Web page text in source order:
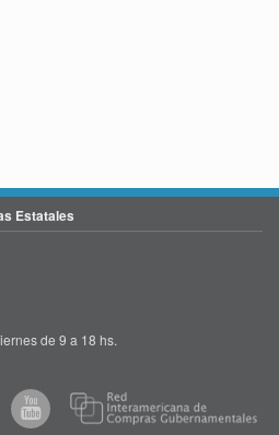
Estatales
de 9 a 18 hs.
ACCE